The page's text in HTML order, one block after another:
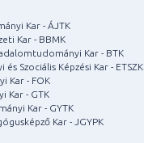
Kar - ÁJTK
Kar - BBMK
Kar - BTK
Szociális Képzési Kar - ETSZK
Kar - FOK
Kar - GTK
Kar - GYTK
Kar - JGYPK